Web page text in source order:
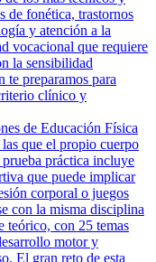
de fonética, trastornos
y atención a la
vocacional que requiere
la sensibilidad
preparamos para
clínico y
de Educación Física
que el propio cuerpo
práctica incluye
que puede implicar
corporal o juegos
con la misma disciplina
teórico, con 25 temas
motor y
El gran reto de esta